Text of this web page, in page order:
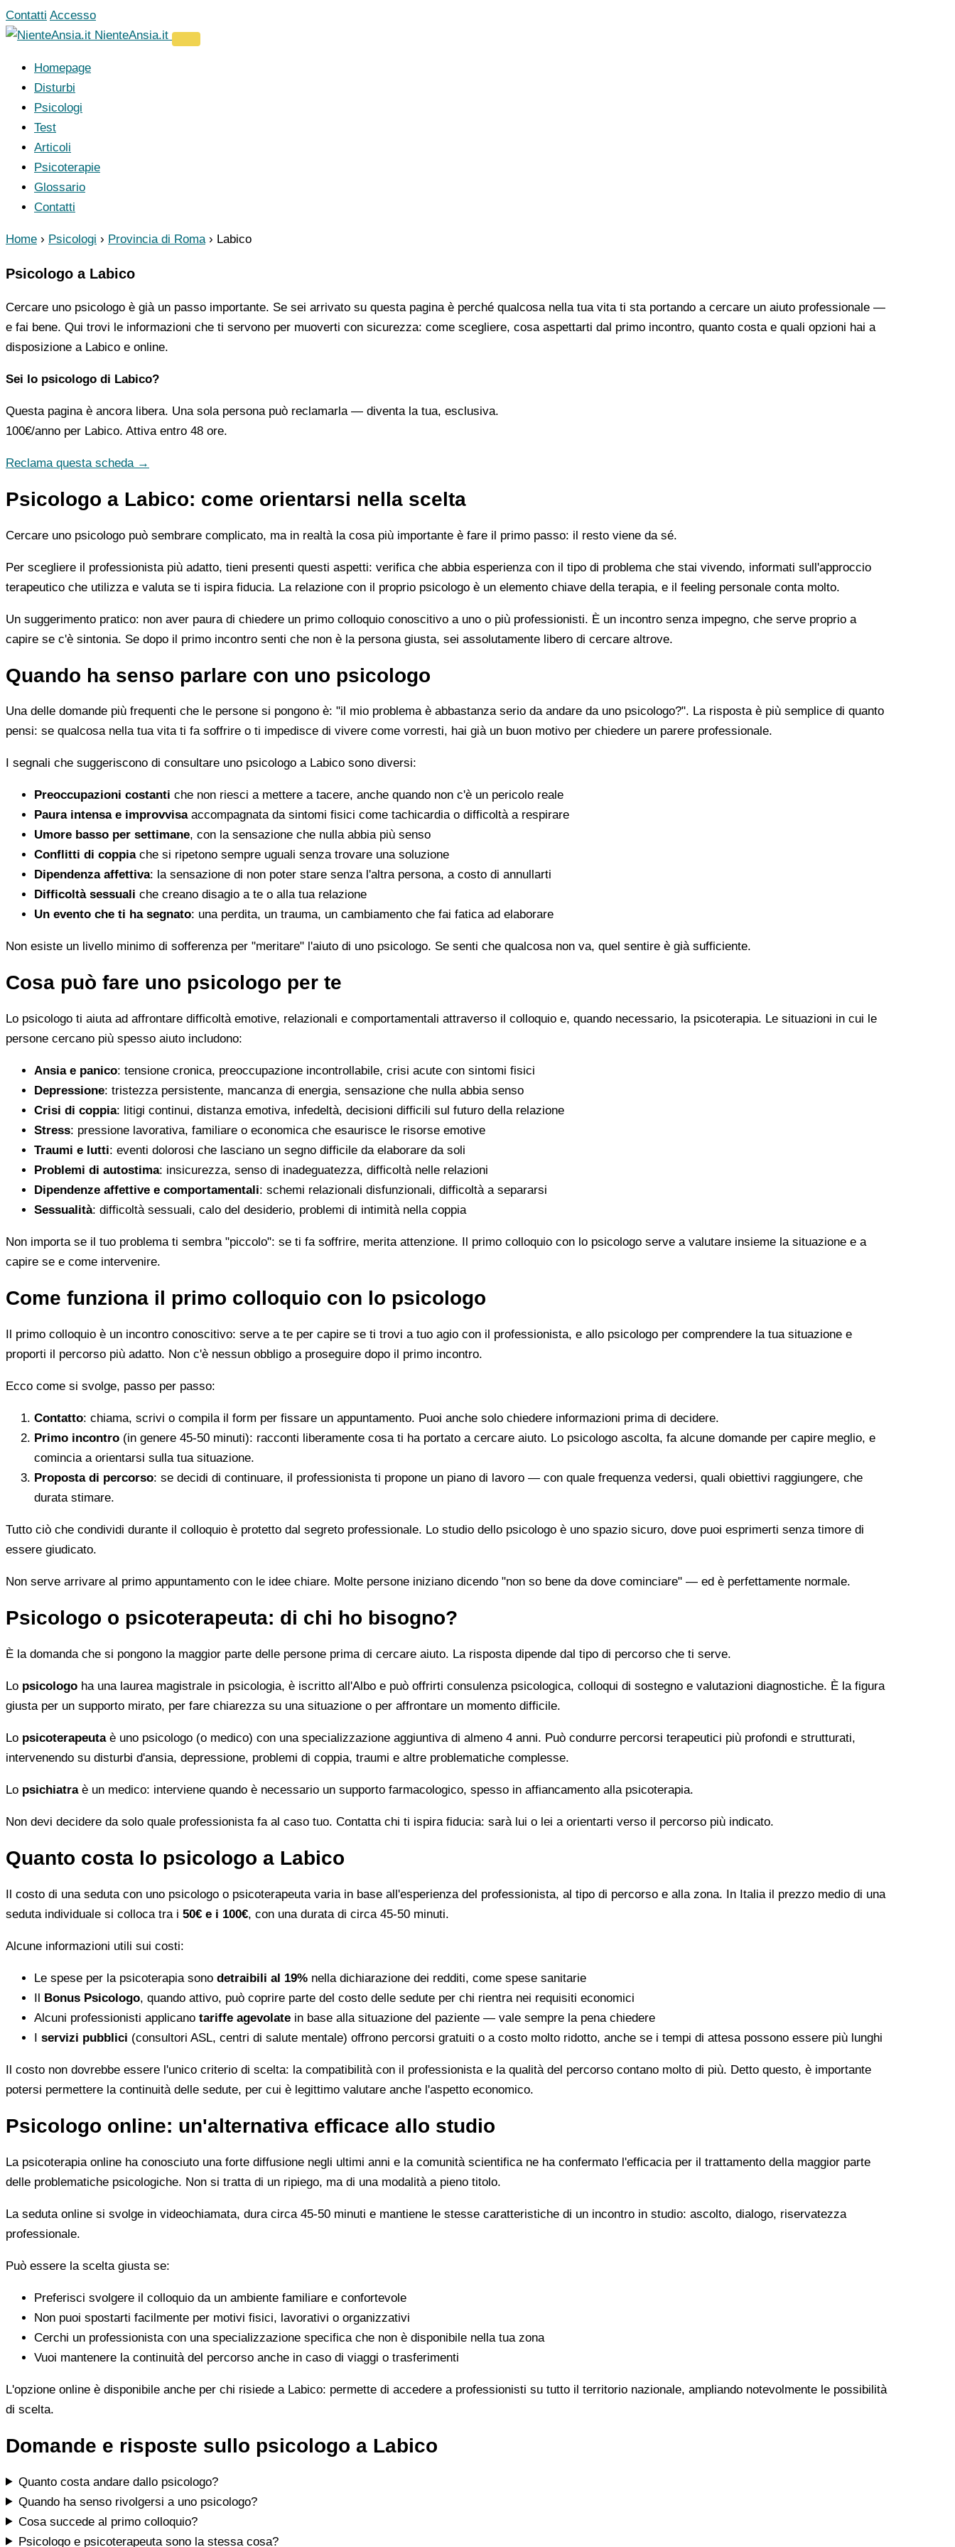
Vai
al
Contatti Accesso
NienteAnsia.it
Homepage
Disturbi
Psicologi
Test
Articoli
Psicoterapie
Glossario
Contatti
Home › Psicologi › Provincia di Roma › Labico
Psicologo a Labico
Cercare uno psicologo è già un passo importante. Se sei arrivato su questa pagina è perché qualcosa nella tua vita ti sta portando a cercare un aiuto professionale —
e fai bene. Qui trovi le informazioni che ti servono per muoverti con sicurezza: come scegliere, cosa aspettarti dal primo incontro, quanto costa e quali opzioni hai a
disposizione a Labico e online.
Sei lo psicologo di Labico?
Questa pagina è ancora libera. Una sola persona può reclamarla — diventa la tua, esclusiva.
100€/anno per Labico. Attiva entro 48 ore.
Reclama questa scheda →
Psicologo a Labico: come orientarsi nella scelta
Cercare uno psicologo può sembrare complicato, ma in realtà la cosa più importante è fare il primo passo: il resto viene da sé.
Per scegliere il professionista più adatto, tieni presenti questi aspetti: verifica che abbia esperienza con il tipo di problema che stai vivendo, informati sull'approccio
terapeutico che utilizza e valuta se ti ispira fiducia. La relazione con il proprio psicologo è un elemento chiave della terapia, e il feeling personale conta molto.
Un suggerimento pratico: non aver paura di chiedere un primo colloquio conoscitivo a uno o più professionisti. È un incontro senza impegno, che serve proprio a
capire se c'è sintonia. Se dopo il primo incontro senti che non è la persona giusta, sei assolutamente libero di cercare altrove.
Quando ha senso parlare con uno psicologo
Una delle domande più frequenti che le persone si pongono è: "il mio problema è abbastanza serio da andare da uno psicologo?". La risposta è più semplice di quanto
pensi: se qualcosa nella tua vita ti fa soffrire o ti impedisce di vivere come vorresti, hai già un buon motivo per chiedere un parere professionale.
I segnali che suggeriscono di consultare uno psicologo a Labico sono diversi:
Preoccupazioni costanti che non riesci a mettere a tacere, anche quando non c'è un pericolo reale
Paura intensa e improvvisaaccompagnata da sintomi fisici come tachicardia o difficoltà a respirare
Umore basso per settimane, con la sensazione che nulla abbia più senso
Conflitti di coppiache si ripetono sempre uguali senza trovare una soluzione
Dipendenza affettiva: la sensazione di non poter stare senza l'altra persona, a costo di annullarti
Difficoltà sessuali che creano disagio a te o alla tua relazione
Un evento che ti ha segnato: una perdita, un trauma, un cambiamento che fai fatica ad elaborare
Non esiste un livello minimo di sofferenza per "meritare" l'aiuto di uno psicologo. Se senti che qualcosa non va, quel sentire è già sufficiente.
Cosa può fare uno psicologo per te
Lo psicologo ti aiuta ad affrontare difficoltà emotive, relazionali e comportamentali attraverso il colloquio e, quando necessario, la psicoterapia. Le situazioni in cui le
persone cercano più spesso aiuto includono:
Ansia e panico: tensione cronica, preoccupazione incontrollabile, crisi acute con sintomi fisici
Depressione: tristezza persistente, mancanza di energia, sensazione che nulla abbia senso
Crisi di coppia: litigi continui, distanza emotiva, infedeltà, decisioni difficili sul futuro della relazione
Stress: pressione lavorativa, familiare o economica che esaurisce le risorse emotive
Traumi e lutti: eventi dolorosi che lasciano un segno difficile da elaborare da soli
Problemi di autostima: insicurezza, senso di inadeguatezza, difficoltà nelle relazioni
Dipendenze affettive e comportamentali: schemi relazionali disfunzionali, difficoltà a separarsi
Sessualità: difficoltà sessuali, calo del desiderio, problemi di intimità nella coppia
Non importa se il tuo problema ti sembra "piccolo": se ti fa soffrire, merita attenzione. Il primo colloquio con lo psicologo serve a valutare insieme la situazione e a
capire se e come intervenire.
Come funziona il primo colloquio con lo psicologo
Il primo colloquio è un incontro conoscitivo: serve a te per capire se ti trovi a tuo agio con il professionista, e allo psicologo per comprendere la tua situazione e
proporti il percorso più adatto. Non c'è nessun obbligo a proseguire dopo il primo incontro.
Ecco come si svolge, passo per passo:
Contatto: chiama, scrivi o compila il form per fissare un appuntamento. Puoi anche solo chiedere informazioni prima di decidere.
Primo incontro (in genere 45-50 minuti): racconti liberamente cosa ti ha portato a cercare aiuto. Lo psicologo ascolta, fa alcune domande per capire meglio, e
comincia a orientarsi sulla tua situazione.
Proposta di percorso: se decidi di continuare, il professionista ti propone un piano di lavoro — con quale frequenza vedersi, quali obiettivi raggiungere, che
durata stimare.
Tutto ciò che condividi durante il colloquio è protetto dal segreto professionale. Lo studio dello psicologo è uno spazio sicuro, dove puoi esprimerti senza timore di
essere giudicato.
Non serve arrivare al primo appuntamento con le idee chiare. Molte persone iniziano dicendo "non so bene da dove cominciare" — ed è perfettamente normale.
Psicologo o psicoterapeuta: di chi ho bisogno?
È la domanda che si pongono la maggior parte delle persone prima di cercare aiuto. La risposta dipende dal tipo di percorso che ti serve.
Lo psicologo ha una laurea magistrale in psicologia, è iscritto all'Albo e può offrirti consulenza psicologica, colloqui di sostegno e valutazioni diagnostiche. È la figura
giusta per un supporto mirato, per fare chiarezza su una situazione o per affrontare un momento difficile.
Lo psicoterapeutaè uno psicologo (o medico) con una specializzazione aggiuntiva di almeno 4 anni. Può condurre percorsi terapeutici più profondi e strutturati,
intervenendo su disturbi d'ansia, depressione, problemi di coppia, traumi e altre problematiche complesse.
Lo psichiatraè un medico: interviene quando è necessario un supporto farmacologico, spesso in affiancamento alla psicoterapia.
Non devi decidere da solo quale professionista fa al caso tuo. Contatta chi ti ispira fiducia: sarà lui o lei a orientarti verso il percorso più indicato.
Quanto costa lo psicologo a Labico
Il costo di una seduta con uno psicologo o psicoterapeuta varia in base all'esperienza del professionista, al tipo di percorso e alla zona. In Italia il prezzo medio di una
seduta individuale si colloca tra i 50€ e i 100€, con una durata di circa 45-50 minuti.
Alcune informazioni utili sui costi:
Le spese per la psicoterapia sono detraibili al 19% nella dichiarazione dei redditi, come spese sanitarie
Il Bonus Psicologo, quando attivo, può coprire parte del costo delle sedute per chi rientra nei requisiti economici
Alcuni professionisti applicano tariffe agevolate in base alla situazione del paziente — vale sempre la pena chiedere
I servizi pubblici (consultori ASL, centri di salute mentale) offrono percorsi gratuiti o a costo molto ridotto, anche se i tempi di attesa possono essere più lunghi
Il costo non dovrebbe essere l'unico criterio di scelta: la compatibilità con il professionista e la qualità del percorso contano molto di più. Detto questo, è importante
potersi permettere la continuità delle sedute, per cui è legittimo valutare anche l'aspetto economico.
Psicologo online: un'alternativa efficace allo studio
La psicoterapia online ha conosciuto una forte diffusione negli ultimi anni e la comunità scientifica ne ha confermato l'efficacia per il trattamento della maggior parte
delle problematiche psicologiche. Non si tratta di un ripiego, ma di una modalità a pieno titolo.
La seduta online si svolge in videochiamata, dura circa 45-50 minuti e mantiene le stesse caratteristiche di un incontro in studio: ascolto, dialogo, riservatezza
professionale.
Può essere la scelta giusta se:
Preferisci svolgere il colloquio da un ambiente familiare e confortevole
Non puoi spostarti facilmente per motivi fisici, lavorativi o organizzativi
Cerchi un professionista con una specializzazione specifica che non è disponibile nella tua zona
Vuoi mantenere la continuità del percorso anche in caso di viaggi o trasferimenti
L'opzione online è disponibile anche per chi risiede a Labico: permette di accedere a professionisti su tutto il territorio nazionale, ampliando notevolmente le possibilità
di scelta.
Domande e risposte sullo psicologo a Labico
Quanto costa andare dallo psicologo?
Quando ha senso rivolgersi a uno psicologo?
Cosa succede al primo colloquio?
Psicologo e psicoterapeuta sono la stessa cosa?